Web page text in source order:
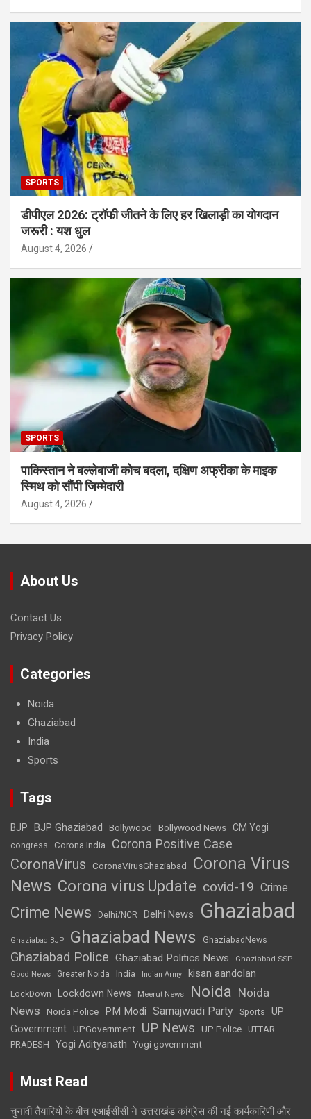
SPORTS
डीपीएल 2026: ट्रॉफी जीतने के लिए हर खिलाड़ी का योगदान
जरूरी : यश धुल
August 4, 2026
SPORTS
पाकिस्तान ने बल्लेबाजी कोच बदला, दक्षिण अफ्रीका के माइक
स्मिथ को सौंपी जिम्मेदारी
August 4, 2026
About Us
Contact Us
Privacy Policy
Categories
Noida
Ghaziabad
India
Sports
Tags
BJP BJP Ghaziabad Bollywood Bollywood News CM Yogi
congress Corona India Corona Positive Case
CoronaVirus CoronaVirusGhaziabad
Corona Virus
News Corona virus Update covid-19 Crime
Crime News Delhi/NCR Delhi News Ghaziabad
Ghaziabad BJP Ghaziabad News GhaziabadNews
Ghaziabad Police Ghaziabad Politics News Ghaziabad SSP
Good News Greater Noida India Indian Army kisan aandolan
LockDown Lockdown News Meerut News Noida Noida
News
Noida Police PM Modi Samajwadi Party Sports
UP
Government UPGovernment UP News UP Police
UTTAR
PRADESH
Yogi Adityanath Yogi government
Must Read
चुनावी तैयारियों के बीच एआईसीसी ने उत्तराखंड कांग्रेस की नई कार्यकारिणी और